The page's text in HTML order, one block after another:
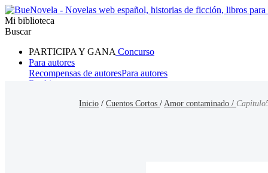
Mi biblioteca
Buscar
PARTICIPA Y GANA Concurso
Para autores
Recompensas de autoresPara autores
Ranking
Inicio / Cuentos Cortos / Amor contaminado /